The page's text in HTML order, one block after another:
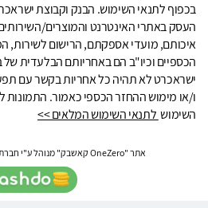
בכפוף לתנאי השימוש. הבנק וקבוצת
העסק באתרי האינטרנט והמוצרים/
איכותם, מועדי אספקתם, הרישום לשירות,
הכספיים וכיו"ב הם באחריותם הבלעדית
ישראכרט לא תהיה כל אחריות בקשר עם
ו/או מימוש ההחזר הכספי כאמור.
השימוש לתנאי השימוש המלאים >>
אתר "OneZero קאשבק" מנוהל ע"י חברת קאשדו טכנולוגיות בע"מ